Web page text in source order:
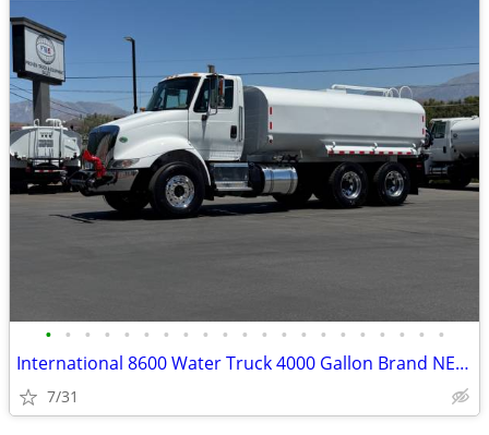
• • • • • • • • • • • • • • • • • • • • •
International 8600 Water Truck 4000 Gallon Brand NEW Tank
7/31